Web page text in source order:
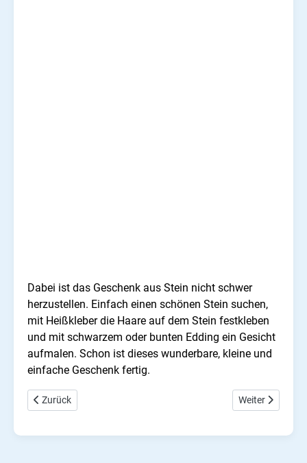
Dabei ist das Geschenk aus Stein nicht schwer
herzustellen. Einfach einen schönen Stein suchen,
mit Heißkleber die Haare auf dem Stein festkleben
und mit schwarzem oder bunten Edding ein Gesicht
aufmalen. Schon ist dieses wunderbare, kleine und
einfache Geschenk fertig.
Vorheriger Beitrag: Basteln mit kleinen Händen
Zurück Nächster
Weiter